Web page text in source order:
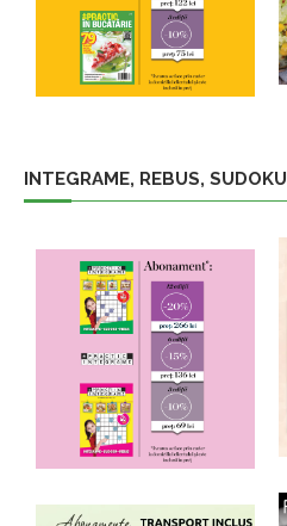
INTEGRAME, REBUS, SUDOKU